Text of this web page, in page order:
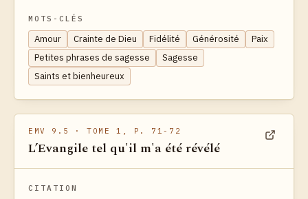
MOTS-CLÉS
Amour Crainte de Dieu Fidélité Générosité
Paix
Petites phrases de sagesse
Sagesse
Saints et bienheureux
EMV 9.5 · TOME 1, P. 71-72
L’Evangile tel qu'il m'a été révélé
CITATION